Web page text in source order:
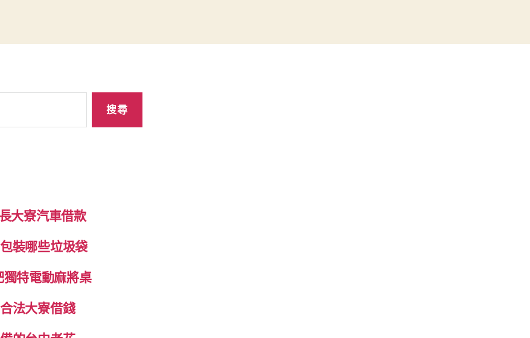
大寮汽車借款
裝哪些垃圾袋
特電動麻將桌
法大寮借錢